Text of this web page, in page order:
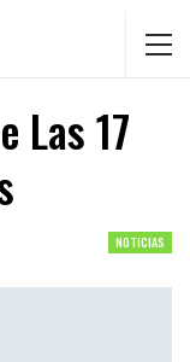
Las 17
NOTICIAS